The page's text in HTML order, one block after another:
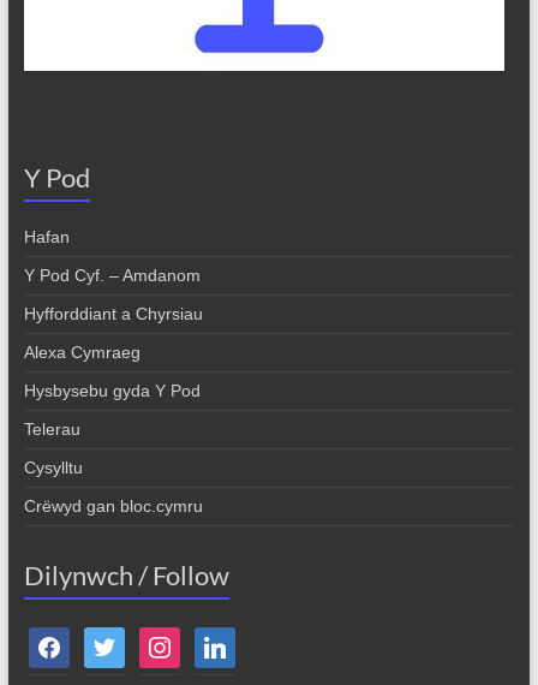
Y Pod
Hafan
Y Pod Cyf. – Amdanom
Hyfforddiant a Chyrsiau
Alexa Cymraeg
Hysbysebu gyda Y Pod
Telerau
Cysylltu
Crëwyd gan bloc.cymru
Dilynwch / Follow
facebooktwitter instagramlinkedin